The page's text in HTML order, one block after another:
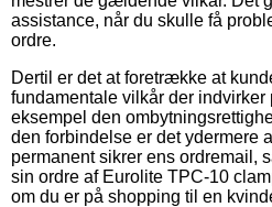
assistance, når du skulle få
ordre.
Dertil er det at foretrække at
fundamentale vilkår der indvirker
eksempel den
den forbindelse er det ydermere
permanent sikrer ens ordremail,
sin ordre af Eurolite TPC-10
om du er på shopping til en